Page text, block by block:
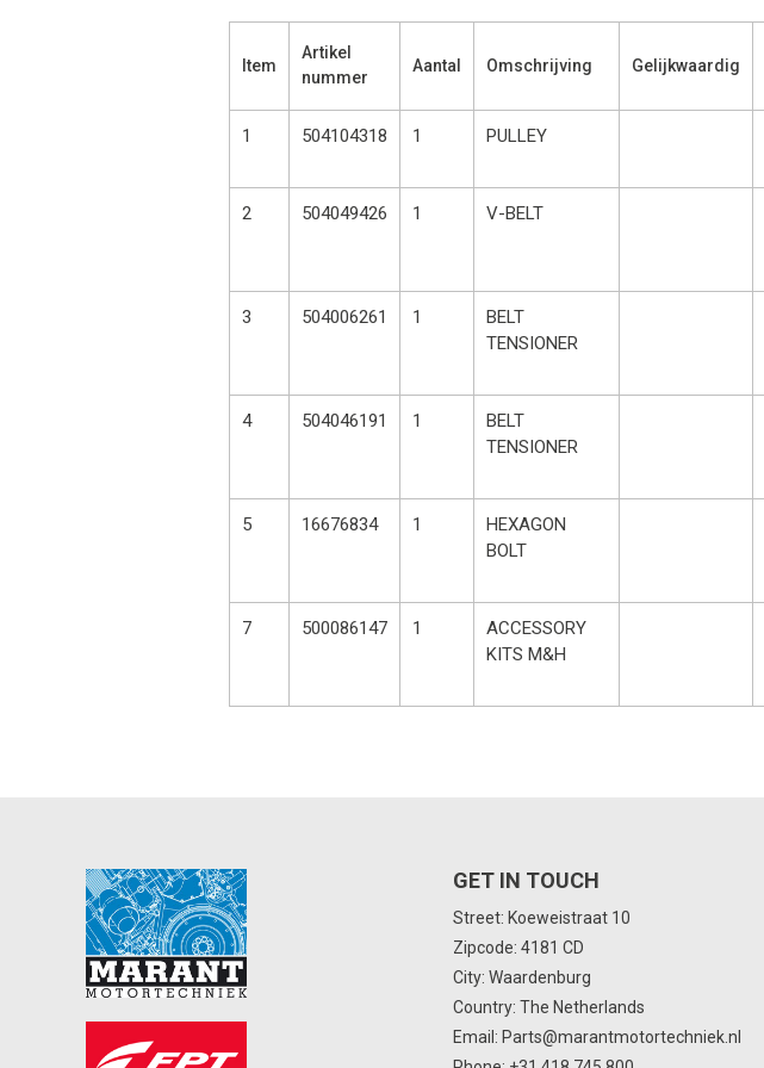
Item
Artikel
nummer
Aantal Omschrijving Gelijkwaardig
1 504104318 1 PULLEY
2 504049426 1 V-BELT
3 504006261 1
BELT
TENSIONER
4 504046191 1
BELT
TENSIONER
5 16676834 1
HEXAGON
BOLT
7 500086147 1
ACCESSORY
KITS M&H
GET IN TOUCH
Street: Koeweistraat 10
Zipcode: 4181 CD
City: Waardenburg
Country: The Netherlands
Email: Parts@marantmotortechniek.nl